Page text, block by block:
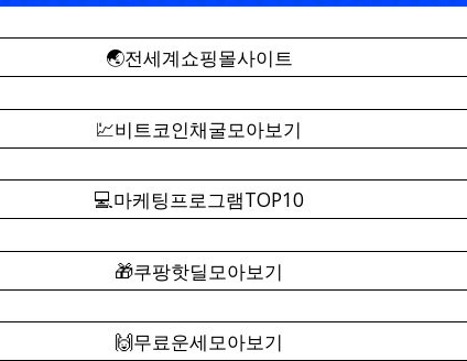
🌏전세계쇼핑몰사이트
💹비트코인채굴모아보기
💻마케팅프로그램TOP10
🎁쿠팡핫딜모아보기
🙌무료운세모아보기